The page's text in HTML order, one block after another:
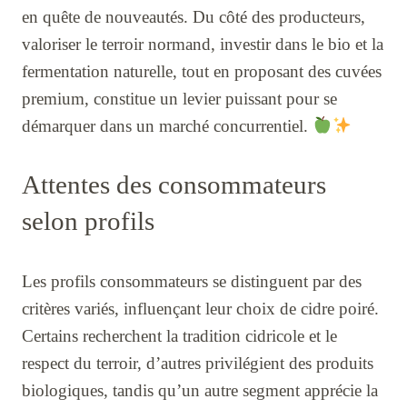
en quête de nouveautés. Du côté des producteurs,
valoriser le terroir normand, investir dans le bio et la
fermentation naturelle, tout en proposant des cuvées
premium, constitue un levier puissant pour se
démarquer dans un marché concurrentiel.
Attentes des consommateurs
selon profils
Les profils consommateurs se distinguent par des
critères variés, influençant leur choix de cidre poiré.
Certains recherchent la tradition cidricole et le
respect du terroir, d’autres privilégient des produits
biologiques, tandis qu’un autre segment apprécie la